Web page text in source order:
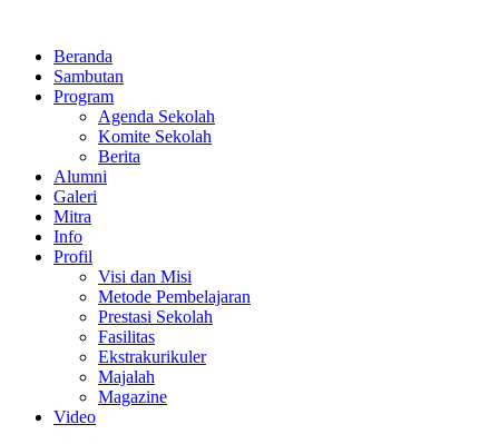
kontenBeranda
Sambutan
Program
Agenda Sekolah
Komite Sekolah
Berita
Alumni
Galeri
Mitra
Info
Profil
Visi dan Misi
Metode Pembelajaran
Prestasi Sekolah
Fasilitas
Ekstrakurikuler
Majalah
Magazine
Video